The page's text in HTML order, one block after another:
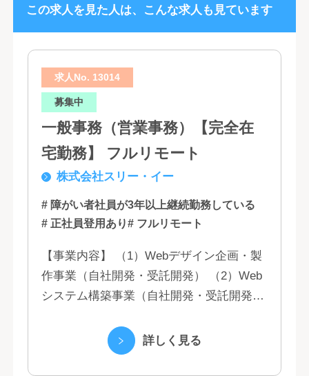
この求人を見た人は、こんな求人も見ています
求人No. 13014
募集中
一般事務（営業事務）【完全在
宅勤務】 フルリモート
株式会社スリー・イー
# 障がい者社員が3年以上継続勤務している
# 正社員登用あり# フルリモート
【事業内容】 （1）Webデザイン企画・製
作事業（自社開発・受託開発） （2）Web
システム構築事業（自社開発・受託開発）
（5）営業代行業務 （6...詳しく見る